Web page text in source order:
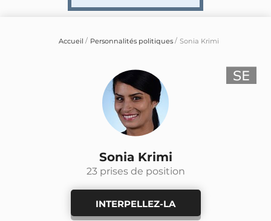
Accueil Personnalités politiques Sonia Krimi
Sonia Krimi
23 prises de position
INTERPELLEZ-LA